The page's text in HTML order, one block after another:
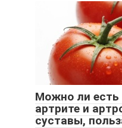
Можно ли
артрите и
суставы,